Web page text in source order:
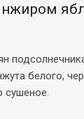
белого,
сушеное.